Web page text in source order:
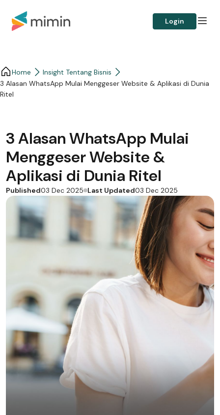
Login
Home
Insight Tentang Bisnis
3 Alasan WhatsApp Mulai Menggeser Website & Aplikasi di Dunia
Ritel
3 Alasan WhatsApp Mulai
Menggeser Website &
Aplikasi di Dunia Ritel
Published03 Dec 2025 Last Updated03 Dec 2025